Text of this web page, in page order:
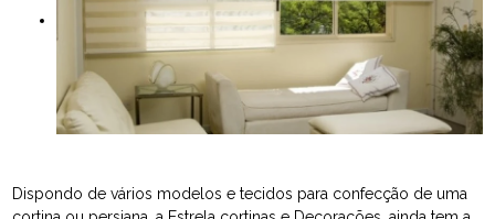
Dispondo de vários modelos e tecidos para confecção de uma